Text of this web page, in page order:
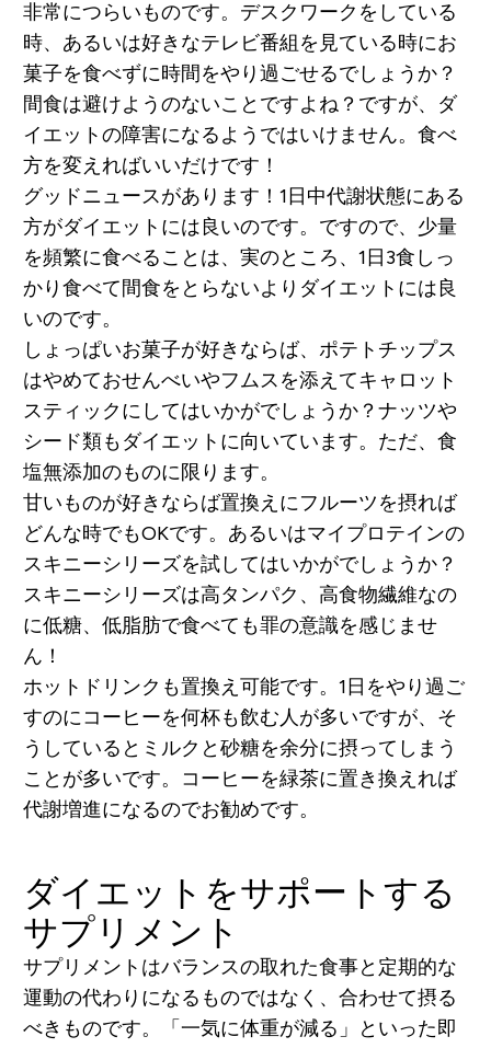
非常につらいものです。デスクワークをしている
時、あるいは好きなテレビ番組を見ている時にお
菓子を食べずに時間をやり過ごせるでしょうか？
間食は避けようのないことですよね？ですが、ダ
イエットの障害になるようではいけません。食べ
方を変えればいいだけです！
グッドニュースがあります！1日中代謝状態にある
方がダイエットには良いのです。ですので、少量
を頻繁に食べることは、実のところ、1日3食しっ
かり食べて間食をとらないよりダイエットには良
いのです。
しょっぱいお菓子が好きならば、ポテトチップス
はやめておせんべいやフムスを添えてキャロット
スティックにしてはいかがでしょうか？ナッツや
シード類もダイエットに向いています。ただ、食
塩無添加のものに限ります。
甘いものが好きならば置換えにフルーツを摂れば
どんな時でもOKです。あるいはマイプロテインの
スキニーシリーズを試してはいかがでしょうか？
スキニーシリーズは高タンパク、高食物繊維なの
に低糖、低脂肪で食べても罪の意識を感じませ
ん！
ホットドリンクも置換え可能です。1日をやり過ご
すのにコーヒーを何杯も飲む人が多いですが、そ
うしているとミルクと砂糖を余分に摂ってしまう
ことが多いです。コーヒーを緑茶に置き換えれば
代謝増進になるのでお勧めです。
ダイエットをサポートする
サプリメント
サプリメントはバランスの取れた食事と定期的な
運動の代わりになるものではなく、合わせて摂る
べきものです。「一気に体重が減る」といった即